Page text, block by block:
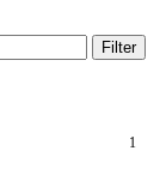
Filter
1